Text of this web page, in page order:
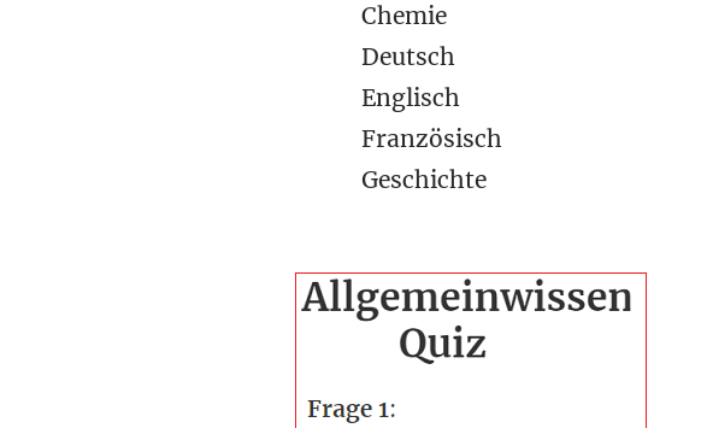
Chemie
Deutsch
Englisch
Französisch
Geschichte